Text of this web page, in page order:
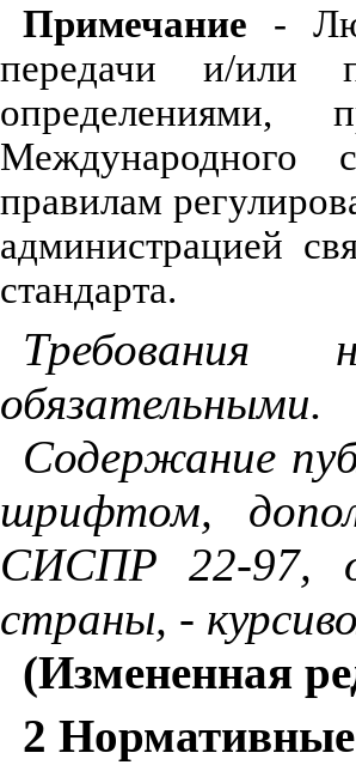
Примечание -
передачи и/или
определениями,
Международного
правилам
администрацией
стандарта.
Требования
обязательными.
Содержание
шрифтом,
СИСПР 22-97,
страны, -
(Измененная
2